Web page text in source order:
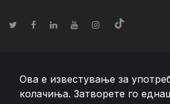
Ова е известување за
колачиња. Затворете го
© Авторско право2026 Team Extension